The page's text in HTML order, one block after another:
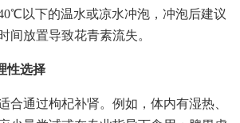
以下的温水或凉水冲泡，冲泡后建议
间放置导致花青素流失。
性选择
合通过枸杞补肾。例如，体内有湿热、